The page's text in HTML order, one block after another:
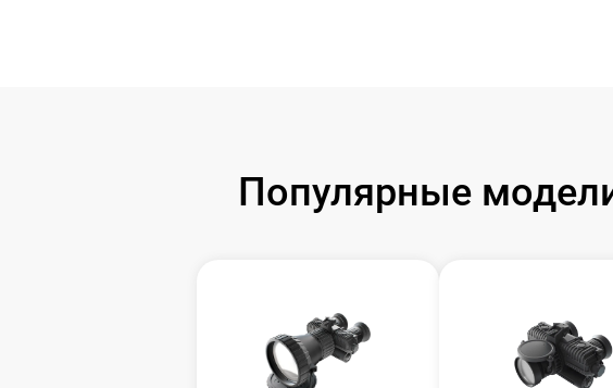
Прошивка (Обновление ПО)
Популярные